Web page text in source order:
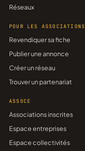
Réseaux
POUR LES ASSOCIATIONS
Revendiquer sa fiche
Publier une annonce
Créer un réseau
Trouver un partenariat
ASSOCE
Associations inscrites
Espace entreprises
Espace collectivités